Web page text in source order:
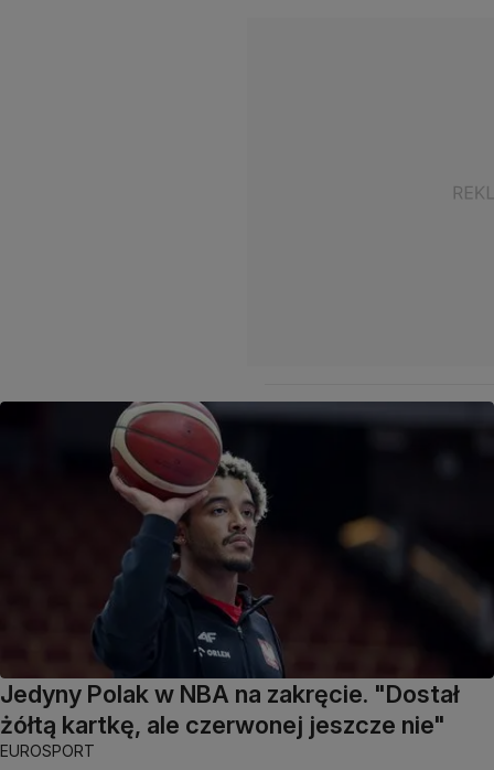
Jedyny Polak w NBA na zakręcie. "Dostał
żółtą kartkę, ale czerwonej jeszcze nie"
EUROSPORT